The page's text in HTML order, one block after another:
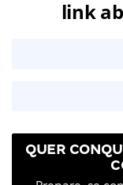
link
QUER